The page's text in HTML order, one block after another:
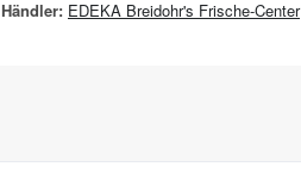
Händler: EDEKA Breidohr's Frische-Center